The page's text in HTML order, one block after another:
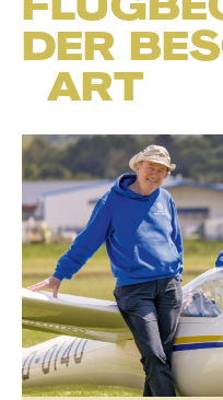
DER
ART